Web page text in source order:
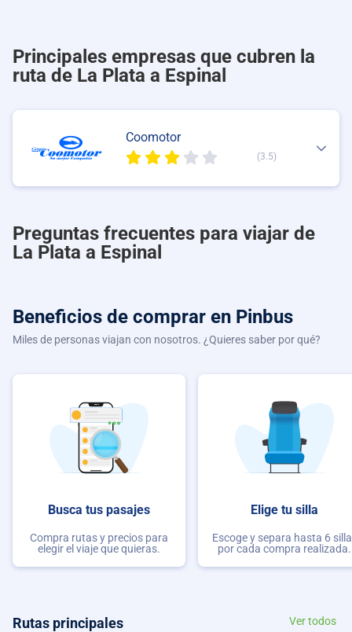
Principales empresas que cubren la
ruta de La Plata a Espinal
Coomotor
(3.5)
Preguntas frecuentes para viajar de
La Plata a Espinal
Beneficios de comprar en Pinbus
Miles de personas viajan con nosotros. ¿Quieres saber por qué?
Busca tus pasajes
Compra rutas y precios para
elegir el viaje que quieras.
Elige tu silla
Escoge y separa hasta 6
por cada compra realizada.
Rutas principales Ver todos